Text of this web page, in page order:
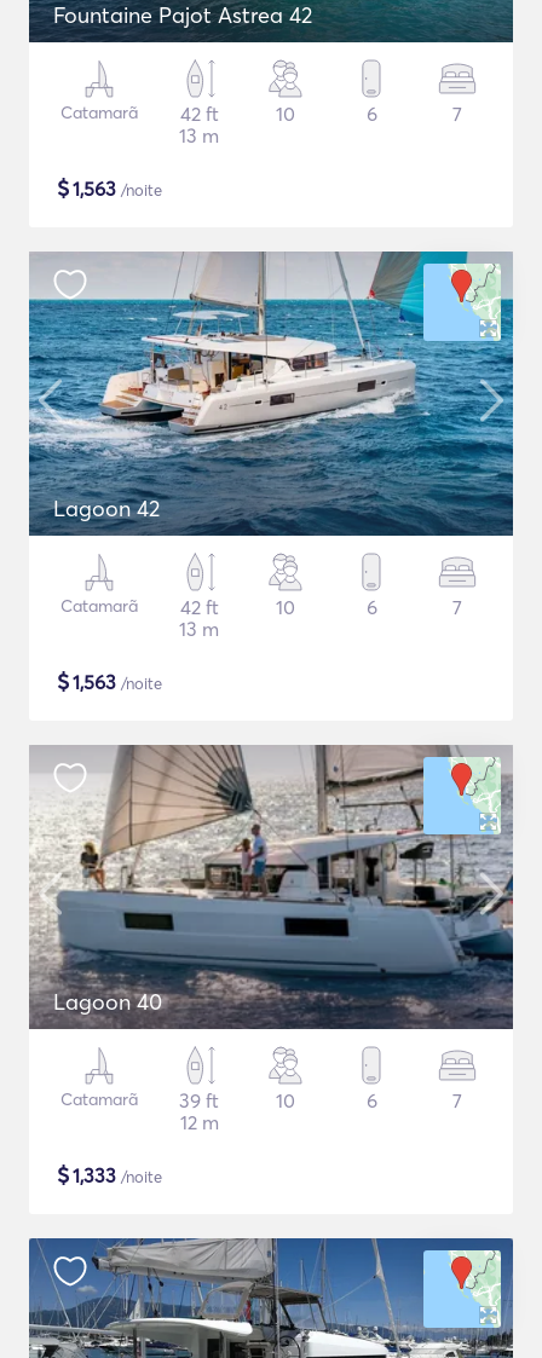
Fountaine Pajot Astrea 42
Catamarã
42 ft
13 m
10 6 7
$1,563 /noite
Lagoon 42
Catamarã
42 ft
13 m
10 6 7
$1,563 /noite
Lagoon 40
Catamarã
39 ft
12 m
10 6 7
$1,333 /noite